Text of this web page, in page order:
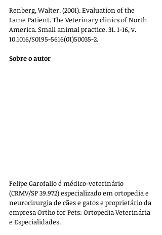
Renberg, Walter. (2001). Evaluation of the
Lame Patient. The Veterinary clinics of North
America. Small animal practice. 31. 1-16, v.
10.1016/S0195-5616(01)50035-2.
Sobre o autor
Felipe Garofallo é médico-veterinário
(CRMV/SP 39.972) especializado em ortopedia e
neurocirurgia de cães e gatos e proprietário da
empresa Ortho for Pets: Ortopedia Veterinária
e Especialidades.